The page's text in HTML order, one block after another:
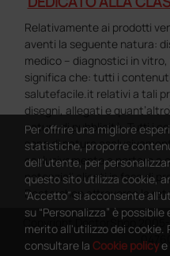
Relativamente ai prodotti
aventi la seguente natura:
medico – diagnostici in
significa che: tutti i
salutefacile.it relativi a tali
disegni, allegati e
natura di pubblicità. Tutti i
sono di natura
esclusivamente a portare a
potenziali clienti in fase di
Doctorshop attraverso la
Copyright DoctorShop
Per offrire una migliore
statistiche, proporre
dell'utente, per
questo sito utilizza cookie,
“Accetto” si acconsente
su “Personalizza” è
merito all'utilizzo dei cookie.
consultare la Cookie policye